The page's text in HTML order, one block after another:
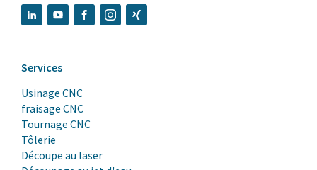
Services
Usinage CNC
fraisage CNC
Tournage CNC
Tôlerie
Découpe au laser